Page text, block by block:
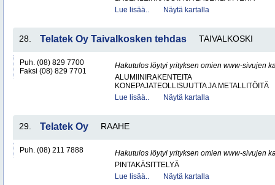
Lue lisää..
Näytä kartalla
28. Telatek Oy Taivalkosken tehdas TAIVALKOSKI
Puh. (08) 829 7700
Faksi (08) 829 7701
Hakutulos löytyi yrityksen omien www-sivujen
ALUMIINIRAKENTEITA
KONEPAJATEOLLISUUTTA JA METALLITÖITÄ
Lue lisää..
Näytä kartalla
29. Telatek Oy RAAHE
Puh. (08) 211 7888
Hakutulos löytyi yrityksen omien www-sivujen
PINTAKÄSITTELYÄ
Lue lisää..
Näytä kartalla